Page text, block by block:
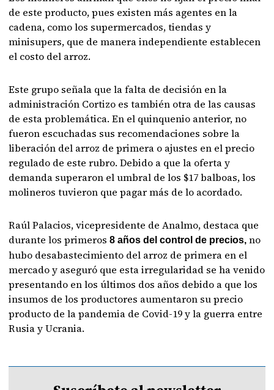
de este producto, pues existen más agentes en la
cadena, como los supermercados, tiendas y
minisupers, que de manera independiente establecen
el costo del arroz.
Este grupo señala que la falta de decisión en la
administración Cortizo es también otra de las causas
de esta problemática. En el quinquenio anterior, no
fueron escuchadas sus recomendaciones sobre la
liberación del arroz de primera o ajustes en el precio
regulado de este rubro. Debido a que la oferta y
demanda superaron el umbral de los $17 balboas, los
molineros tuvieron que pagar más de lo acordado.
Raúl Palacios, vicepresidente de Analmo, destaca que
durante los primeros 8 años del control de precios,no
hubo desabastecimiento del arroz de primera en el
mercado y aseguró que esta irregularidad se ha venido
presentando en los últimos dos años debido a que los
insumos de los productores aumentaron su precio
producto de la pandemia de Covid-19 y la guerra entre
Rusia y Ucrania.